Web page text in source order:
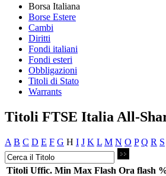
Borsa Italiana
Borse Estere
Cambi
Diritti
Fondi italiani
Fondi esteri
Obbligazioni
Titoli di Stato
Warrants
Titoli FTSE Italia All-
A B C D E F G H I J K L M N O P Q R S
Titoli Uffic. Min Max Flash Ora flash